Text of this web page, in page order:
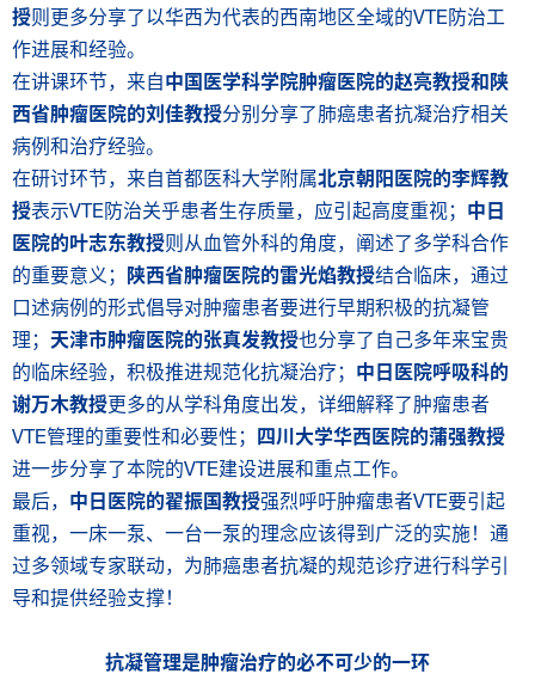
授则更多分享了以华西为代表的西南地区全域的VTE防治工
作进展和经验。
在讲课环节，来自中国医学科学院肿瘤医院的赵亮教授和陕
西省肿瘤医院的刘佳教授分别分享了肺癌患者抗凝治疗相关
病例和治疗经验。
在研讨环节，来自首都医科大学附属北京朝阳医院的李辉教
授表示VTE防治关乎患者生存质量，应引起高度重视； 中日
医院的叶志东教授则从血管外科的角度，阐述了多学科合作
的重要意义； 陕西省肿瘤医院的雷光焰教授结合临床，通过
口述病例的形式倡导对肿瘤患者要进行早期积极的抗凝管
理； 天津市肿瘤医院的张真发教授也分享了自己多年来宝贵
的临床经验，积极推进规范化抗凝治疗； 中日医院呼吸科的
谢万木教授更多的从学科角度出发，详细解释了肿瘤患者
VTE管理的重要性和必要性； 四川大学华西医院的蒲强教授
进一步分享了本院的VTE建设进展和重点工作。
最后， 中日医院的翟振国教授强烈呼吁肿瘤患者VTE要引起
重视，一床一泵、一台一泵的理念应该得到广泛的实施！通
过多领域专家联动，为肺癌患者抗凝的规范诊疗进行科学引
导和提供经验支撑！
抗凝管理是肿瘤治疗的必不可少的一环